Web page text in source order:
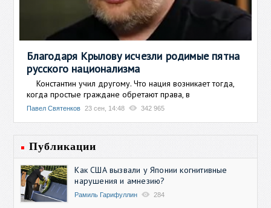
Благодаря Крылову исчезли родимые пятна
русского национализма
Константин учил другому. Что нация возникает тогда,
когда простые граждане обретают права, в
Павел Святенков 23 сен, 14:48 342 965
Публикации
Как США вызвали у Японии когнитивные
нарушения и амнезию?
Рамиль Гарифуллин 284